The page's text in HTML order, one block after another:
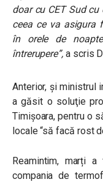
doar cu CET Sud
ceea ce va asigura
în orele de
întrerupere”, a scris
Anterior, și ministrul
a găsit o soluţie
Timișoara, pentru o
locale “să facă rost
Reamintim, marți a
compania de